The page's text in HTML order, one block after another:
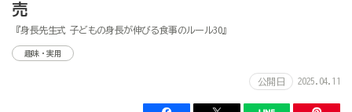
売
『身長先生式 子どもの身長が伸びる食事のルール30』
趣味・実用
公開日 2025.04.11